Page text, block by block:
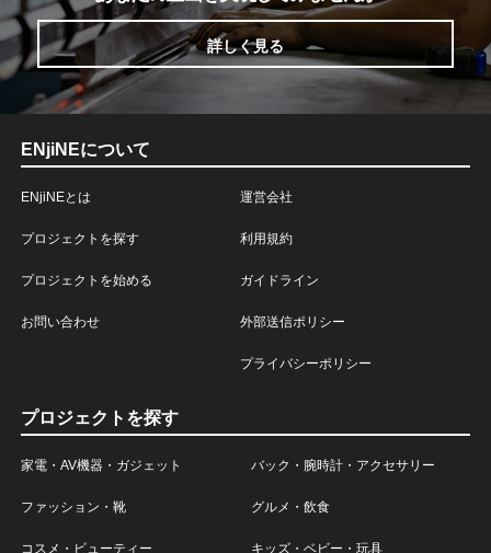
詳しく見る
ENjiNEについて
ENjiNEとは
プロジェクトを探す
プロジェクトを始める
お問い合わせ
運営会社
利用規約
ガイドライン
外部送信ポリシー
プライバシーポリシー
プロジェクトを探す
家電・AV機器・ガジェット バック・腕時計・アクセサリー
ファッション・靴 グルメ・飲食
コスメ・ビューティー キッズ・ベビー・玩具